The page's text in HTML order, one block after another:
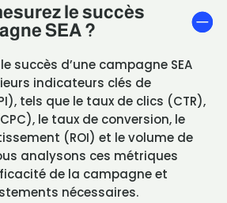
le succès
SEA ?
succès d’une campagne SEA
indicateurs clés de
tels que le taux de clics (CTR),
le taux de conversion, le
(ROI) et le volume de
analysons ces métriques
de la campagne et
nécessaires.